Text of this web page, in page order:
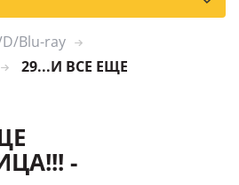
Blu-ray
29...И ВСЕ ЕЩЕ
-